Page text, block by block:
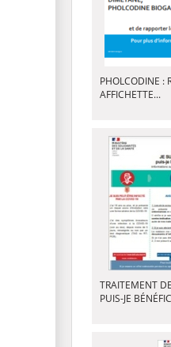
PHOLCODINE :
AFFICHETTE...
TRAITEMENT
PUIS-JE